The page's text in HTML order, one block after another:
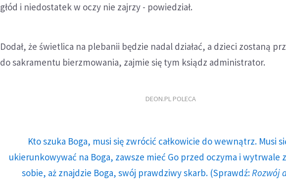
głód i niedostatek w oczy nie zajrzy - powiedział.
Dodał, że świetlica na plebanii będzie nadal działać, a dzieci zostaną
do sakramentu bierzmowania, zajmie się tym ksiądz administrator.
DEON.PL POLECA
Kto szuka Boga, musi się zwrócić całkowicie do wewnątrz. Musi
ukierunkowywać na Boga, zawsze mieć Go przed oczyma i wytrwale
sobie, aż znajdzie Boga, swój prawdziwy skarb. (Sprawdź: Rozwój